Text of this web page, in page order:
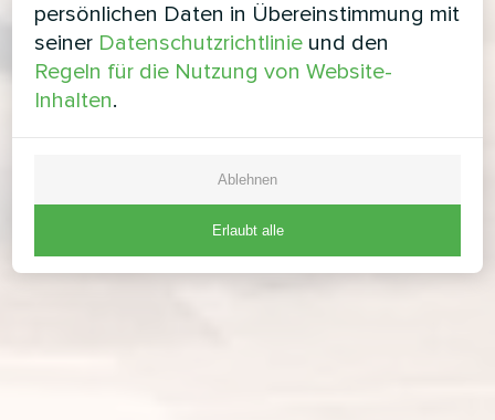
persönlichen Daten in Übereinstimmung mit
seiner Datenschutzrichtlinie und den
Regeln für die Nutzung von Website-
Inhalten.
Ablehnen
Erlaubt alle